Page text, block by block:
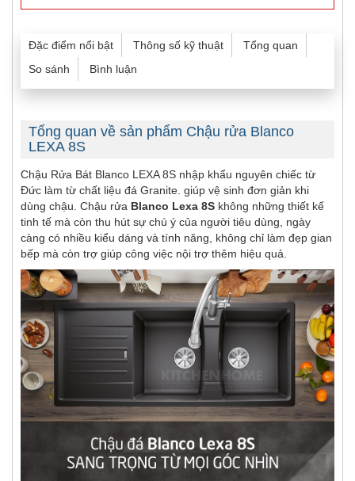
Đặc điểm nổi bật Thông số kỹ thuật
Tổng quan
So sánh
Bình luận
Tổng quan về sản phẩm Chậu rửa Blanco
LEXA 8S
Chậu Rửa Bát Blanco LEXA 8S nhập khẩu nguyên chiếc từ
Đức làm từ chất liệu đá Granite. giúp vệ sinh đơn giản khi
dùng chậu. Chậu rửa Blanco Lexa 8S không những thiết kế
tinh tế mà còn thu hút sự chú ý của người tiêu dùng, ngày
càng có nhiều kiểu dáng và tính năng, không chỉ làm đẹp gian
bếp mà còn trợ giúp công việc nội trợ thêm hiệu quả.